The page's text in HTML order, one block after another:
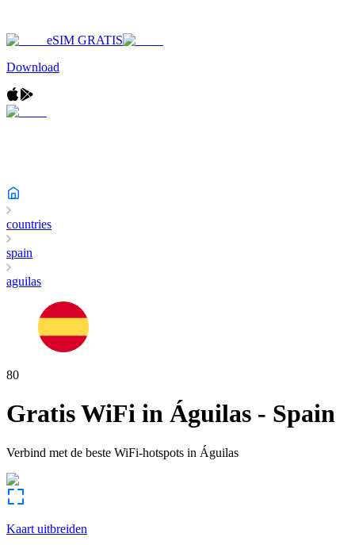
eSIM GRATIS
Download
countries
spain
aguilas
80
Gratis WiFi in Águilas - Spain
Verbind met de beste WiFi-hotspots in Águilas
Kaart uitbreiden